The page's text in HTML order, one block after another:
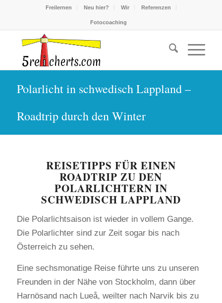
Freilernen Neu hier? Wir Referenzen
Fotocoaching
Polarlicht in schwedisch Lappland –
Roadtrip durch den Winter
​REISETIPPS FÜR EINEN
ROADTRIP ZU DEN
POLARLICHTERN IN
SCHWEDISCH LAPPLAND
Die Polarlichtsaison ist wieder in vollem Gange.
Die Polarlichter sind zur Zeit sogar bis nach
Österreich zu sehen.
Eine sechsmonatige Reise führte uns zu unseren
Freunden in der Nähe von Stockholm, dann über
Harnösand nach Lueå, weilter nach Narvik bis zu